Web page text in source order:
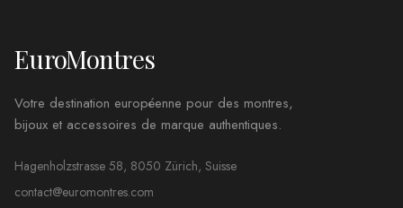
EuroMontres
Votre destination européenne pour des montres,
bijoux et accessoires de marque authentiques.
Hagenholzstrasse 58, 8050 Zürich, Suisse
contact@euromontres.com